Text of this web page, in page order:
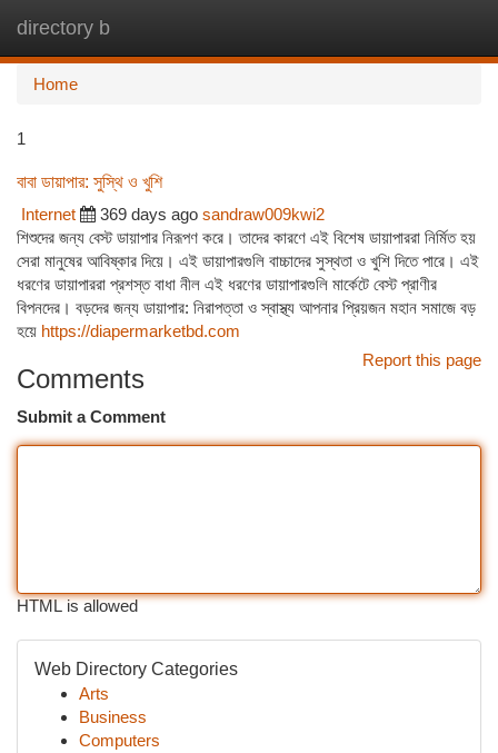
directory b
Home
1
বাবা ডায়াপার: সুস্থি ও খুশি
Internet
369 days ago sandraw009kwi2
শিশুদের জন্য বেস্ট ডায়াপার নিরূপণ করে। তাদের কারণে এই বিশেষ ডায়াপাররা নির্মিত হয়
সেরা মানুষের আবিষ্কার দিয়ে। এই ডায়াপারগুলি বাচ্চাদের সুস্থতা ও খুশি দিতে পারে। এই
ধরণের ডায়াপাররা প্রশস্ত বাধা নীল এই ধরণের ডায়াপারগুলি মার্কেটে বেস্ট প্রাণীর
বিপনদের। বড়দের জন্য ডায়াপার: নিরাপত্তা ও স্বাস্থ্য আপনার প্রিয়জন মহান সমাজে বড়
হয়ে https://diapermarketbd.com
Report this page
Comments
Submit a Comment
HTML is allowed
Web Directory Categories
Arts
Business
Computers